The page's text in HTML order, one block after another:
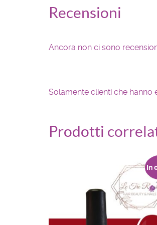
Recensioni
Ancora non ci sono
Solamente clienti che
Prodotti
In